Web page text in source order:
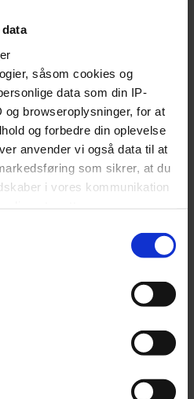
såsom cookies og
data som din IP-
browseroplysninger, for at
og forbedre din oplevelse
anvender vi også data til at
som sikrer, at du
i vores kommunikation
fordi vi værner om dit
'Privatlivs- og cookiepolitik'